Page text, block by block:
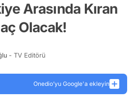
Arasında Kıran
Olacak!
- TV Editörü
Onedio’yu Google'a ekleyin